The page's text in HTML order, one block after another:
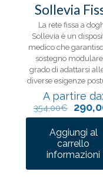
Sollevia
La rete fissa a
Sollevia è un
medico che
sostegno
grado di adattarsi
diverse esigenze
A partire da:
354,00€
Aggiungi al
carrello
informazioni
prodotto
ha